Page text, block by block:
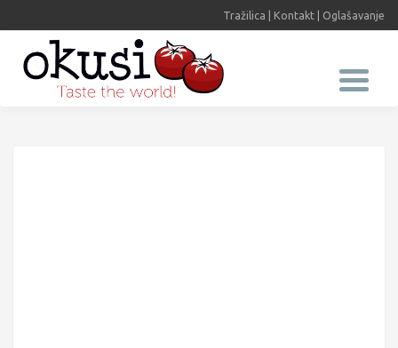
Tražilica Kontakt Oglašavanje